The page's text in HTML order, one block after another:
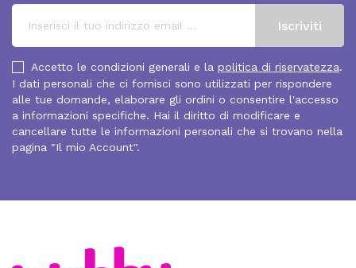
Accetto le condizioni generali e la politica di riservatezza.
I dati personali che ci fornisci sono utilizzati per rispondere
alle tue domande, elaborare gli ordini o consentire l'accesso
a informazioni specifiche. Hai il diritto di modificare e
cancellare tutte le informazioni personali che si trovano nella
pagina "Il mio Account".